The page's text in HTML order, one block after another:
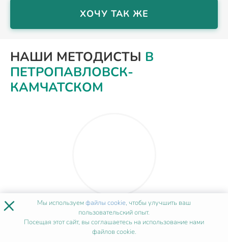
ХОЧУ ТАК ЖЕ
НАШИ МЕТОДИСТЫ В
ПЕТРОПАВЛОВСК-
КАМЧАТСКОМ
Ирина Власова
× Мы используемфайлы cookie, чтобы улучшить ваш
пользовательский опыт.
Посещая этот сайт, вы соглашаетесь на использование нами
файлов cookie.